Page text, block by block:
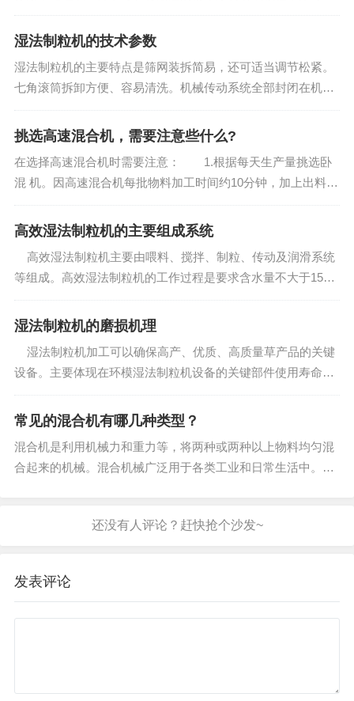
泛的用作粉碎已成了块子而成为现成的颗粒之用。 2、在
化学药品方面用作湿合的粉末研成颗粒，烘干后供压制片剂，
湿法制粒机的技术参数
湿法制粒机的主要特点是筛网装拆简易，还可适当调节松紧。
七角滚筒拆卸方便、容易清洗。机械传动系统全部封闭在机体
内，并附有润滑系统，整机运转平稳。湿法制粒机技术参数
滚筒直径（毫米） 60 滚筒有效长度（毫米） 184
挑选高速混合机，需要注意些什么?
在选择高速混合机时需要注意： 1.根据每天生产量挑选卧
混 机。因高速混合机每批物料加工时间约10分钟，加上出料及
进料的时间，每批物料加工时间可按15分钟计，则1小时可以
连续加工4批料。如选择每批加工量 100千克的高速混合机，则
高效湿法制粒机的主要组成系统
高效湿法制粒机主要由喂料、搅拌、制粒、传动及润滑系统
等组成。高效湿法制粒机的工作过程是要求含水量不大于15%
的配合粉料，从料斗进入喂料绞龙，通过调节无级调速电机转
速，获得合适的物料流量，然后进入搅拌...
湿法制粒机的磨损机理
湿法制粒机加工可以确保高产、优质、高质量草产品的关键
设备。主要体现在环模湿法制粒机设备的关键部件使用寿命
短、制粒质量差、功耗大和生产率低等方面。通过对颗粒的制
粒成型过程与湿法制粒机关键部件的磨损及减...
常见的混合机有哪几种类型？
混合机是利用机械力和重力等，将两种或两种以上物料均匀混
合起来的机械。混合机械广泛用于各类工业和日常生活中。混
促进化学反应；还能够...
发表评论